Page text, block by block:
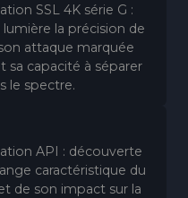
SSL 4K série G :
la précision de
attaque marquée
sa capacité à séparer
le spectre.
API : découverte
caractéristique du
de son impact sur la